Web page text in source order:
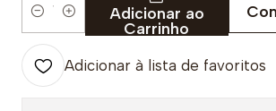
Quantidade
Adicionar ao
Carrinho
Adicionar à lista de favoritos